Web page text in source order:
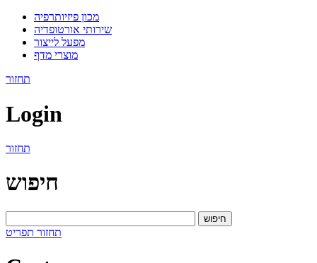
מכון פיזיותרפיה
שירותי אורטופדיה
מפעל לייצור
מוצרי מדף
תחזור
Login
תחזור
חיפוש
חיפוש
תחזור תפריט